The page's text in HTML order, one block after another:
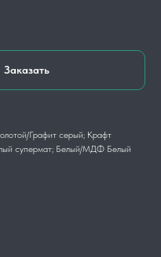
Заказать
Графит серый; Крафт
супермат; Белый/МДФ Белый